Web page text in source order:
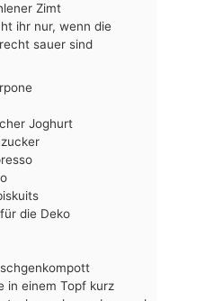
Zimt
ihr nur, wenn die
sauer sind
Joghurt
die Deko
in einem Topf kurz